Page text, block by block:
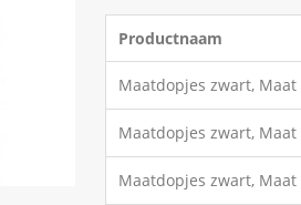
Productnaam
Maatdopjes zwart, Maat
Maatdopjes zwart, Maat
Maatdopjes zwart, Maat